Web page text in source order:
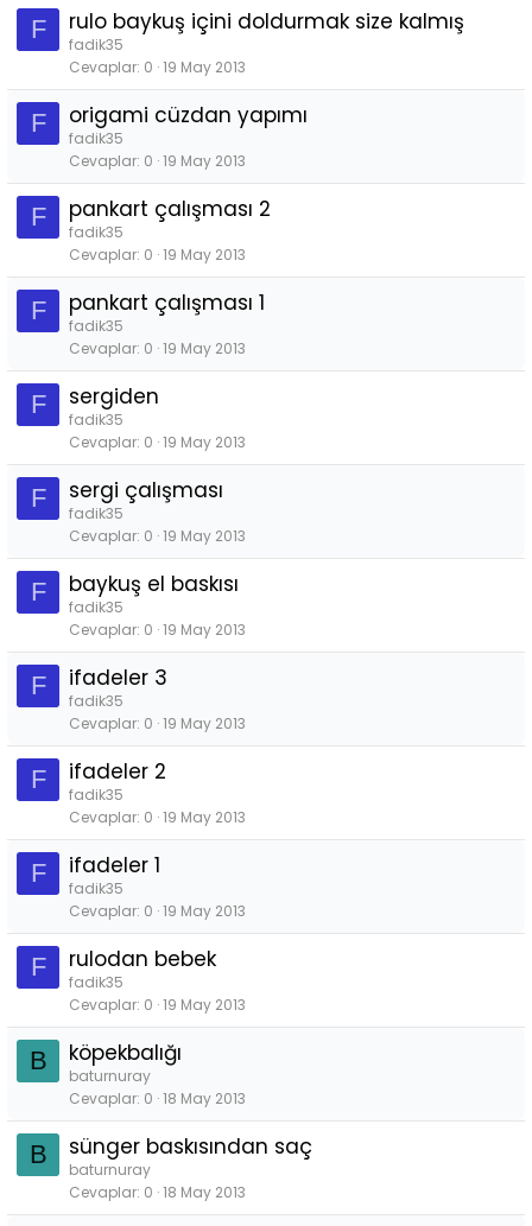
F rulo baykuş içini doldurmak size kalmış
fadik35
Cevaplar 0 19 May 2013
F origami cüzdan yapımı
fadik35
Cevaplar 0 19 May 2013
F pankart çalışması 2
fadik35
Cevaplar 0 19 May 2013
F pankart çalışması 1
fadik35
Cevaplar 0 19 May 2013
F sergiden
fadik35
Cevaplar 0 19 May 2013
F sergi çalışması
fadik35
Cevaplar 0 19 May 2013
F baykuş el baskısı
fadik35
Cevaplar 0 19 May 2013
F ifadeler 3
fadik35
Cevaplar 0 19 May 2013
F ifadeler 2
fadik35
Cevaplar 0 19 May 2013
F ifadeler 1
fadik35
Cevaplar 0 19 May 2013
F rulodan bebek
fadik35
Cevaplar 0 19 May 2013
B köpekbalığı
baturnuray
Cevaplar 0 18 May 2013
B sünger baskısından saç
baturnuray
Cevaplar 0 18 May 2013